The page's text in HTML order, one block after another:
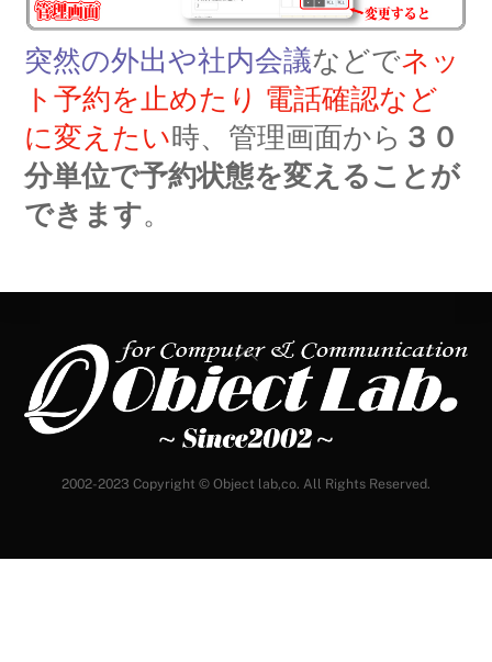
突然の外出や社内会議などでネッ
ト予約を止めたり 電話確認など
に変えたい時、管理画面から ３０
分単位で予約状態を変えることが
できます。
Back
To
Top
2002-2023 Copyright © Object lab,co. All Rights Reserved.